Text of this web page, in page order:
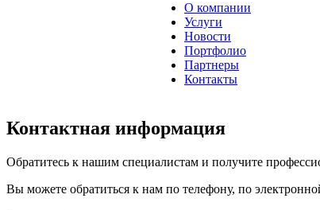
О компании
Услуги
Новости
Портфолио
Партнеры
Контакты
Контактная информация
Обратитесь к нашим специалистам и получите
Вы можете обратиться к нам по телефону, по